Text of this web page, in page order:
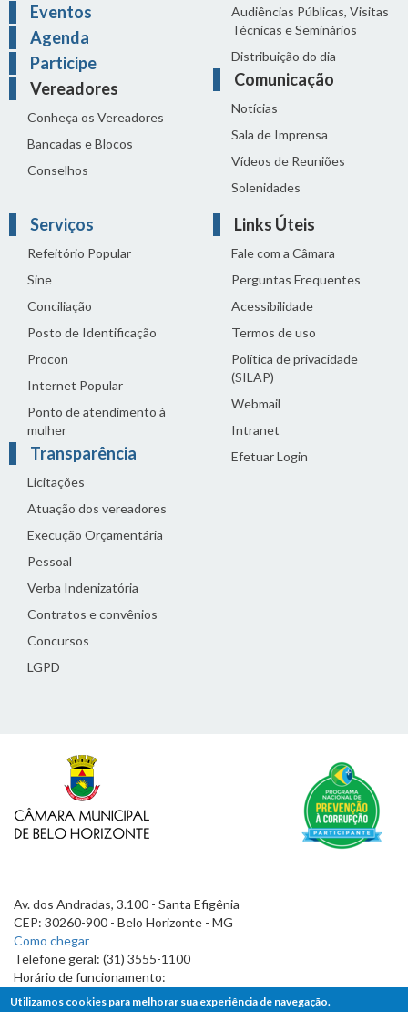
Eventos
Agenda
Participe
Vereadores
Conheça os Vereadores
Bancadas e Blocos
Conselhos
Audiências Públicas, Visitas
Técnicas e Seminários
Distribuição do dia
Comunicação
Notícias
Sala de Imprensa
Vídeos de Reuniões
Solenidades
Serviços
Refeitório Popular
Sine
Conciliação
Posto de Identificação
Procon
Internet Popular
Ponto de atendimento à
mulher
Transparência
Licitações
Atuação dos vereadores
Execução Orçamentária
Pessoal
Verba Indenizatória
Contratos e convênios
Concursos
LGPD
Links Úteis
Fale com a Câmara
Perguntas Frequentes
Acessibilidade
Termos de uso
Política de privacidade
(SILAP)
Webmail
Intranet
Efetuar Login
Av. dos Andradas, 3.100 - Santa Efigênia
CEP: 30260-900 - Belo Horizonte - MG
Como chegar
Telefone geral: (31) 3555-1100
Horário de funcionamento:
7h às 19h
Utilizamos cookies para melhorar sua experiência de navegação.